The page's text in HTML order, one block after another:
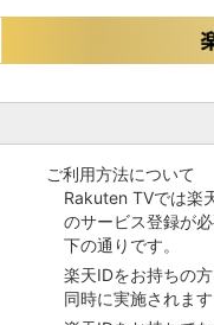
ご利用方法について
Rakuten TVでは楽
のサービス登録が
下の通りです。
楽天IDをお持ちの
同時に実施されます